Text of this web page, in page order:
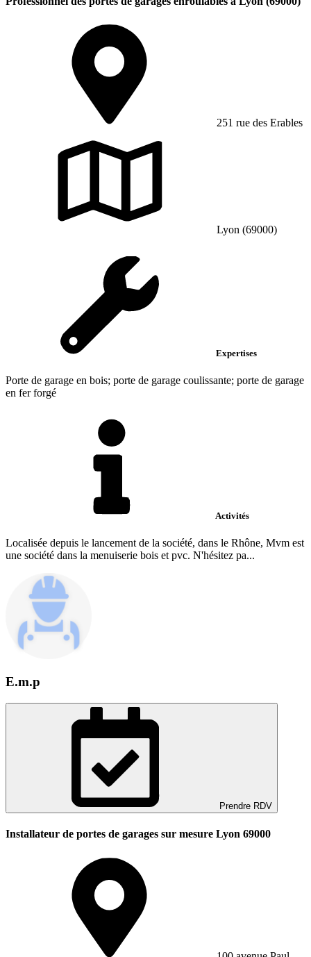
251 rue des Erables
Lyon (69000)
Expertises
Porte de garage en bois; porte de garage coulissante; porte de garage
en fer forgé
Activités
Localisée depuis le lancement de la société, dans le Rhône, Mvm est
une société dans la menuiserie bois et pvc. N'hésitez pa...
E.m.p
Prendre RDV
Installateur de portes de garages sur mesure Lyon 69000